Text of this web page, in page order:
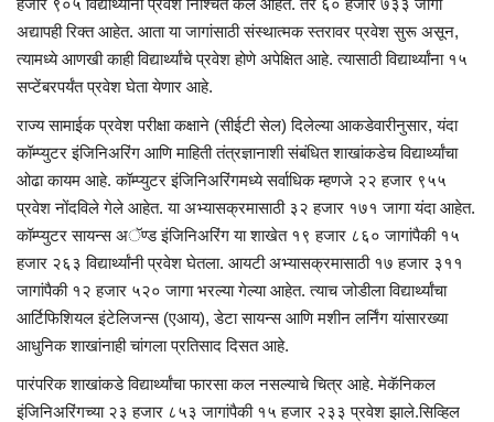
हजार ९०५ विद्यार्थ्यांनी प्रवेश निश्चित केले आहेत. तर ६० हजार ७३३ जागा
अद्यापही रिक्त आहेत. आता या जागांसाठीसंस्थात्मकस्तरावर प्रवेश सुरू असून,
त्यामध्ये आणखी काही विद्यार्थ्यांचे प्रवेश होणे अपेक्षित आहे. त्यासाठी विद्यार्थ्यांना १५
सप्टेंबरपर्यंतप्रवेश घेता येणार आहे.
राज्य सामाईक प्रवेश परीक्षा कक्षाने (सीईटीसेल) दिलेल्या आकडेवारीनुसार, यंदा
कॉम्प्युटर इंजिनिअरिंग आणि माहिती तंत्रज्ञानाशी संबंधित शाखांकडेच विद्यार्थ्यांचा
ओढा कायम आहे.कॉम्प्युटर इंजिनिअरिंगमध्येसर्वाधिक म्हणजे २२ हजार ९५५
प्रवेश नोंदविले गेले आहेत. या अभ्यासक्रमासाठी ३२ हजार १७१ जागा यंदा आहेत.
कॉम्प्युटर सायन्स अॅण्ड इंजिनिअरिंगया शाखेत १९ हजार ८६० जागांपैकी १५
हजार २६३ विद्यार्थ्यांनी प्रवेश घेतला. आयटी अभ्यासक्रमासाठी १७ हजार ३११
जागांपैकी १२ हजार ५२० जागा भरल्या गेल्या आहेत. त्याच जोडीला विद्यार्थ्यांचा
आर्टिफिशियल इंटेलिजन्स(एआय),डेटा सायन्सआणिमशीन लर्निंगयांसारख्या
आधुनिक शाखांनाही चांगला प्रतिसाद दिसत आहे.
पारंपरिक शाखांकडे विद्यार्थ्यांचा फारसा कल नसल्याचे चित्र आहे.मेकॅनिकल
इंजिनिअरिंगच्या२३ हजार ८५३ जागांपैकी १५ हजार २३३ प्रवेशझाले.सिव्हिल